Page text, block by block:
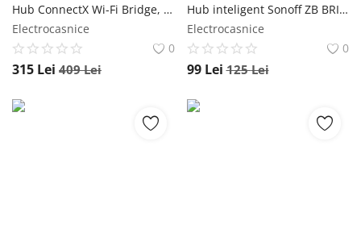
Hub ConnectX Wi-Fi Bridge, Max. 4 Dispozitive, Bluetooth, Aplicatie 05/402100/WH – Resigilat
Electrocasnice
0
315 Lei 409Lei
Hub inteligent Sonoff ZB BRIDGE-P, Wi-Fi Zigbee, 2.4 GHz, 128 Dispozitive
Electrocasnice
0
99 Lei 125Lei